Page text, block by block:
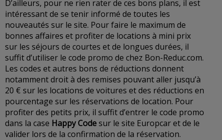
D’ailleurs, pour ne rien rater de ces bons plans, il est
intéressant de se tenir informé de toutes les
nouveautés sur le site. Pour faire le maximum de
bonnes affaires et profiter de locations à mini prix
sur les séjours de courtes et de longues durées, il
suffit d’utiliser le code promo de chez Bon-Reduc.com.
Les codes et autres bons de réductions donnent
notamment droit à des remises pouvant aller jusqu’à
20 € sur les locations de voitures et des réductions en
pourcentage sur les réservations de location. Pour
profiter des petits prix, il suffit d’entrer le code promo
dans la case Happy Codesur le site Europcar et de le
valider lors de la confirmation de la réservation.